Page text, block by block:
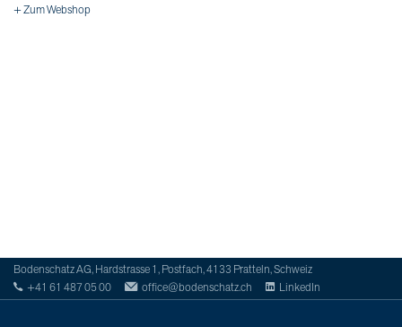
+ Zum Webshop
Bodenschatz AG, Hardstrasse 1, Postfach, 4133 Pratteln, Schweiz
+41 61 487 05 00
office@bodenschatz.ch LinkedIn